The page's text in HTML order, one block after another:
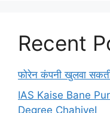
Recent
फोरेन कंपनी खुलवा
IAS Kaise Bane
Degree ChahiyeI